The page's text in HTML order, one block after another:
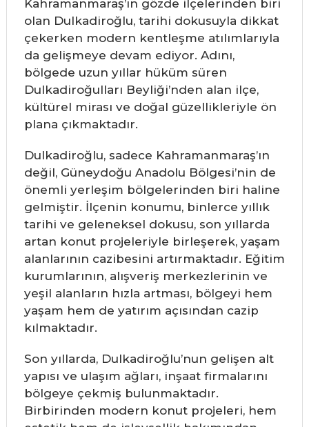
Kahramanmaraş’ın gözde ilçelerinden biri
olan Dulkadiroğlu, tarihi dokusuyla dikkat
çekerken modern kentleşme atılımlarıyla
da gelişmeye devam ediyor. Adını,
bölgede uzun yıllar hüküm süren
Dulkadiroğulları Beyliği’nden alan ilçe,
kültürel mirası ve doğal güzellikleriyle ön
plana çıkmaktadır.
Dulkadiroğlu, sadece Kahramanmaraş’ın
değil, Güneydoğu Anadolu Bölgesi’nin de
önemli yerleşim bölgelerinden biri haline
gelmiştir. İlçenin konumu, binlerce yıllık
tarihi ve geleneksel dokusu, son yıllarda
artan konut projeleriyle birleşerek, yaşam
alanlarının cazibesini artırmaktadır. Eğitim
kurumlarının, alışveriş merkezlerinin ve
yeşil alanların hızla artması, bölgeyi hem
yaşam hem de yatırım açısından cazip
kılmaktadır.
Son yıllarda, Dulkadiroğlu’nun gelişen alt
yapısı ve ulaşım ağları, inşaat firmalarını
bölgeye çekmiş bulunmaktadır.
Birbirinden modern konut projeleri, hem